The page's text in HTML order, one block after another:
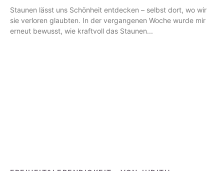
Staunen lässt uns Schönheit entdecken – selbst dort, wo wir
sie verloren glaubten. In der vergangenen Woche wurde mir
erneut bewusst, wie kraftvoll das Staunen